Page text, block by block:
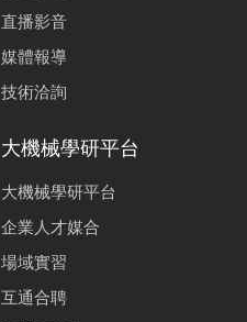
直播影音
媒體報導
技術洽詢
大機械學研平台
大機械學研平台
企業人才媒合
場域實習
互通合聘